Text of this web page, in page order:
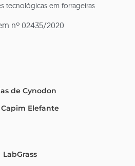
tecnológicas em forrageiras
nº 02435/2020
de Cynodon
Capim Elefante
LabGrass